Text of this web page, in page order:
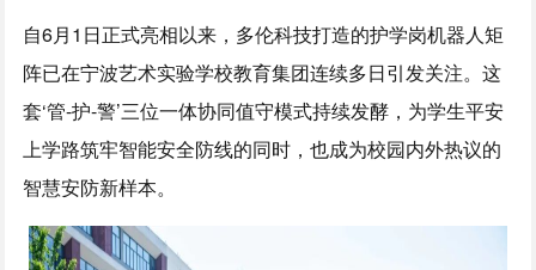
自6月1日正式亮相以来，多伦科技打造的护学岗机器人矩
阵已在宁波艺术实验学校教育集团连续多日引发关注。这
套‘管-护-警’三位一体协同值守模式持续发酵，为学生平安
上学路筑牢智能安全防线的同时，也成为校园内外热议的
智慧安防新样本。